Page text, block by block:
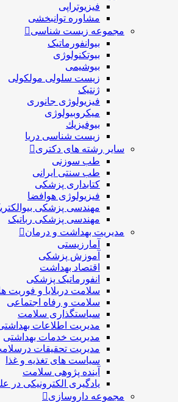
فیزیوتراپی
مشاوره توانبخشی
مجموعه زیست شناسی
بیوانفورماتیک
بیوتکنولوژی
بیوشیمی
زیست سلولی مولکولی
ژنتیک
فیزیولوژی جانوری
میکروبیولوژی
بيوفيزيك
زیست شناسی دریا
سایر رشته های دکتری
طب سوزنی
طب سنتی ایرانی
کتابداری پزشکی
فیزیولوژی هوافضا
مهندسی پزشکی
مهندسی پزشکی رباتیک
مدیریت بهداشت و درمان
آمارزیستی
آموزش پزشکی
اقتصاد بهداشت
انفورماتیک پزشکی
سلامت دربلايا و فوريت
سلامت و رفاه اجتماعی
سیاستگذاری سلامت
مدیریت اطلاعات
مدیریت خدمات بهداشتی
مدیریت تحقیقات
سیاست های تغذیه و غذا
آینده پژوهی سلامت
یادگیری الکترونیکی در
مجموعه داروسازی